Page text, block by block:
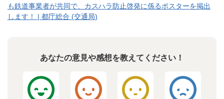
も鉄道事業者が共同で、カスハラ防止啓発に係るポスターを掲出
します！ | 都庁総合 (交通局)
あなたの意見や感想を教えてください！